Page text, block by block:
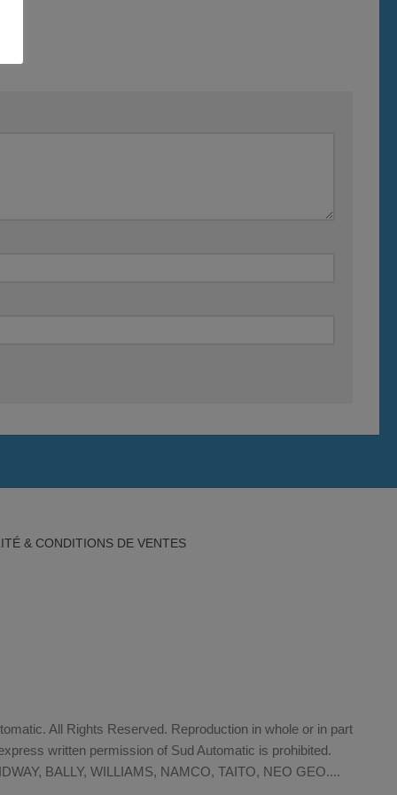
& CONDITIONS DE VENTES
All Rights Reserved. Reproduction in whole or in part
written permission of Sud Automatic is prohibited.
BALLY, WILLIAMS, NAMCO, TAITO, NEO GEO....